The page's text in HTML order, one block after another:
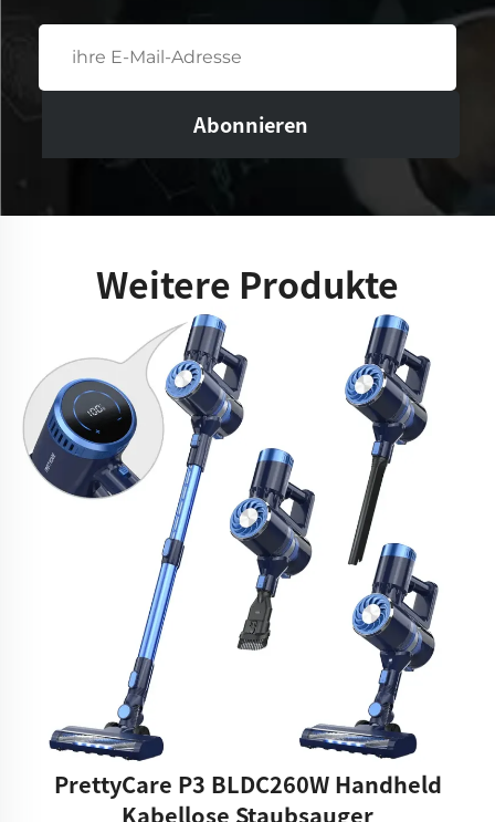
Abonnieren
Weitere Produkte
PrettyCare P3 BLDC260W Handheld
Kabellose Staubsauger